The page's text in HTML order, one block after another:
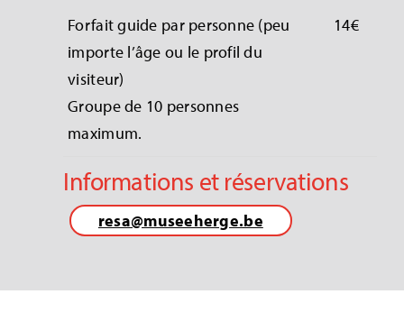
Forfait guide par personne (peu
importe l’âge ou le profil du
visiteur)
Groupe de 10 personnes
maximum.
14€
Informations et réservations
resa@museeherge.be